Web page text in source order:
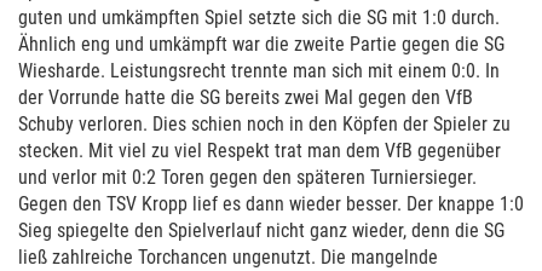
guten und umkämpften Spiel setzte sich die SG mit 1:0 durch.
Ähnlich eng und umkämpft war die zweite Partie gegen die SG
Wiesharde. Leistungsrecht trennte man sich mit einem 0:0. In
der Vorrunde hatte die SG bereits zwei Mal gegen den VfB
Schuby verloren. Dies schien noch in den Köpfen der Spieler zu
stecken. Mit viel zu viel Respekt trat man dem VfB gegenüber
und verlor mit 0:2 Toren gegen den späteren Turniersieger.
Gegen den TSV Kropp lief es dann wieder besser. Der knappe 1:0
Sieg spiegelte den Spielverlauf nicht ganz wieder, denn die SG
ließ zahlreiche Torchancen ungenutzt. Die mangelnde